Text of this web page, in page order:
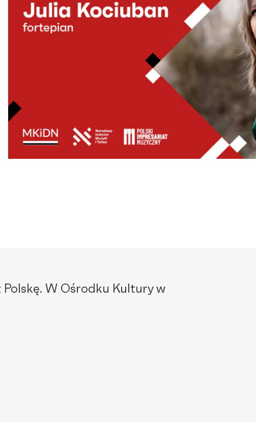
W Ośrodku Kultury w